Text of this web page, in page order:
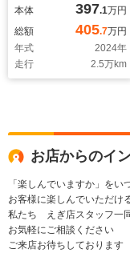
本体 397.1万円
総額
405.7万円
年式
2024年
走行
2.5万km
お店からのイ
「楽しんでいますか」を
お客様に楽しんでいただ
私たち えぎ店スタッフ一
お気軽にご相談ください
ご来店お待ちしております